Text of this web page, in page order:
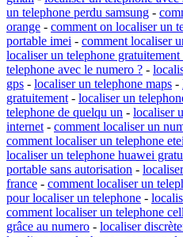
un telephone perdu samsung -
orange - comment on localiser un
portable imei - comment localiser
localiser un telephone gratuitement
telephone avec le numero ? -
gps - localiser un telephone maps -
gratuitement - localiser un
telephone de quelqu un - localiser
internet - comment localiser un
comment localiser un telephone
localiser un telephone huawei
portable sans autorisation -
france - comment localiser un
pour localiser un telephone -
comment localiser un telephone
grâce au numero - localiser